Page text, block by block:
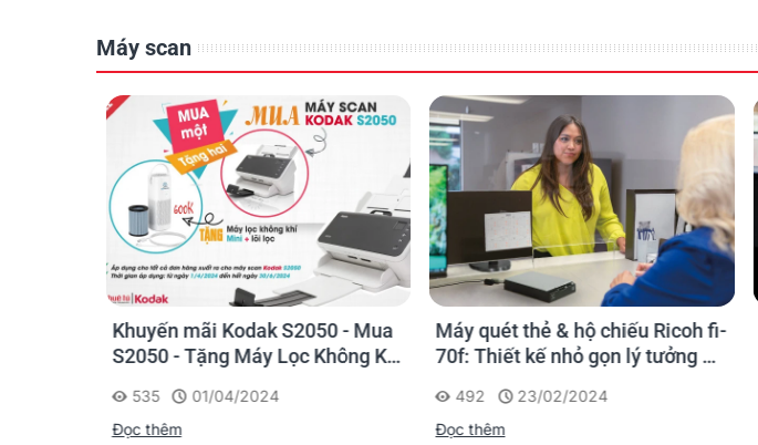
Máy scan
Khuyến mãi Kodak S2050 - Mua
S2050 - Tặng Máy Lọc Không Khí
535
01/04/2024
Đọc thêm
Máy quét thẻ & hộ chiếu Ricoh fi-
70f: Thiết kế nhỏ gọn lý tưởng để
492
23/02/2024
Đọc thêm